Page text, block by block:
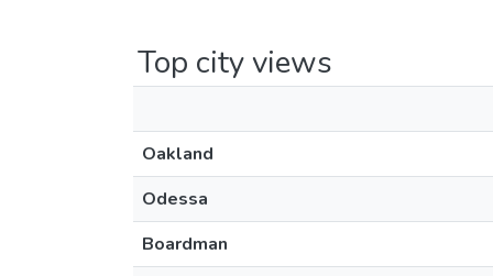
Top city views
Oakland
Odessa
Boardman